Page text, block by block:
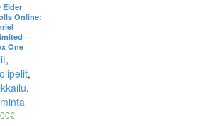
Elder
Online:
–
One
,
,
,
€